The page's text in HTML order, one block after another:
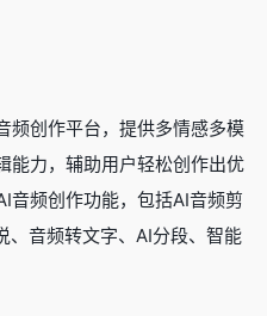
频创作平台，提供多情感多模
能力，辅助用户轻松创作出优
音频创作功能，包括AI音频剪
、音频转文字、AI分段、智能